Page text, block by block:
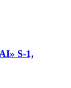
S-1,